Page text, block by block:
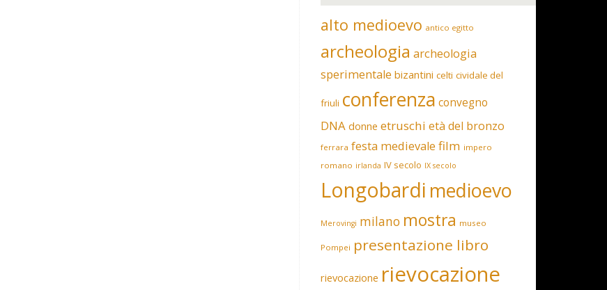
alto medioevo antico egitto
archeologia archeologia
sperimentale bizantini celti cividale del
friuli conferenza convegno
DNA donne etruschi età del bronzo
ferrara festa medievale film impero
romano irlanda IV secolo IX secolo
Longobardi medioevo
Merovingi milano mostra museo
Pompei presentazione libro
rievocazione rievocazione